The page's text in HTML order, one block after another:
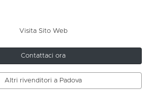
Visita Sito Web
Contattaci ora
Altri rivenditori a Padova